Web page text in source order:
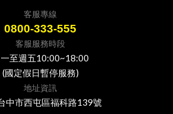
客服專線
0800-333-555
客服服務時段
至週五10:00~18:00
(國定假日暫停服務)
地址資訊
中市西屯區福科路139號